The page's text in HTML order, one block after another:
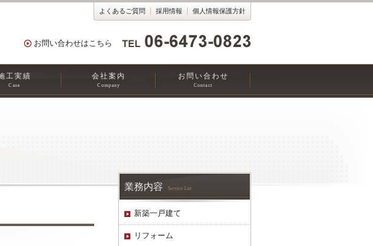
よくあるご質問 採用情報 個人情報保護方針
お問い合わせはこちら
工実績
Case
会社案内
Company
お問い合わせ
Contact
業務内容 Service List
新築一戸建て
リフォーム